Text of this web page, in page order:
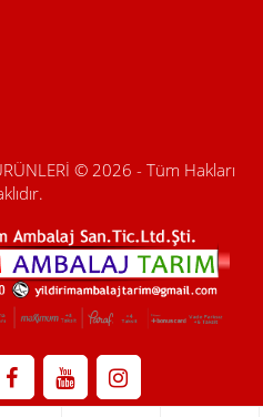
© 2026 - Tüm Hakları